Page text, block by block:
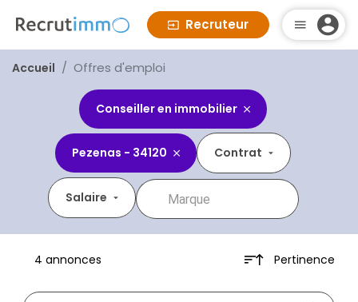
Recruteur
Accueil Offres d'emploi
Conseiller en immobilier
Pezenas - 34120 Contrat
Salaire
4 annonces Pertinence